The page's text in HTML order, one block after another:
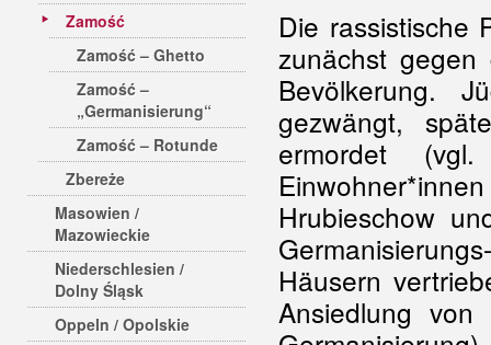
Zamość
Zamość – Ghetto
Zamość –
„Germanisierung“
Zamość – Rotunde
Zbereże
Masowien /
Mazowieckie
Niederschlesien /
Dolny Śląsk
Oppeln / Opolskie
Die rassistische
zunächst
Bevölkerung.
gezwängt,
ermordet
Hrubieschow
Häusern
Ansiedlung von